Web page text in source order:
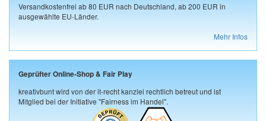
Versandkostenfrei ab 80 EUR nach Deutschland, ab 200 EUR in
ausgewählte EU-Länder.
Mehr Infos
Geprüfter Online-Shop & Fair Play
kreativbunt wird von der it-recht kanzlei rechtlich betreut und ist
Mitglied bei der Initiative "Fairness im Handel".